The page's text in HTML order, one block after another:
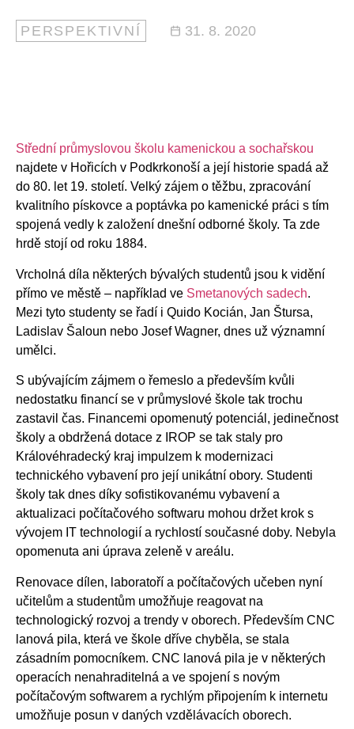
PERSPEKTIVNÍ 31. 8. 2020
Střední průmyslovou školu kamenickou a sochařskou
najdete v Hořicích v Podkrkonoší a její historie spadá až
do 80. let 19. století. Velký zájem o těžbu, zpracování
kvalitního pískovce a poptávka po kamenické práci s tím
spojená vedly k založení dnešní odborné školy. Ta zde
hrdě stojí od roku 1884.
Vrcholná díla některých bývalých studentů jsou k vidění
přímo ve městě – například ve Smetanových sadech.
Mezi tyto studenty se řadí i Quido Kocián, Jan Štursa,
Ladislav Šaloun nebo Josef Wagner, dnes už významní
umělci.
S ubývajícím zájmem o řemeslo a především kvůli
nedostatku financí se v průmyslové škole tak trochu
zastavil čas. Financemi opomenutý potenciál, jedinečnost
školy a obdržená dotace z IROP se tak staly pro
Královéhradecký kraj impulzem k modernizaci
technického vybavení pro její unikátní obory. Studenti
školy tak dnes díky sofistikovanému vybavení a
aktualizaci počítačového softwaru mohou držet krok s
vývojem IT technologií a rychlostí současné doby. Nebyla
opomenuta ani úprava zeleně v areálu.
Renovace dílen, laboratoří a počítačových učeben nyní
učitelům a studentům umožňuje reagovat na
technologický rozvoj a trendy v oborech. Především CNC
lanová pila, která ve škole dříve chyběla, se stala
zásadním pomocníkem. CNC lanová pila je v některých
operacích nenahraditelná a ve spojení s novým
počítačovým softwarem a rychlým připojením k internetu
umožňuje posun v daných vzdělávacích oborech.